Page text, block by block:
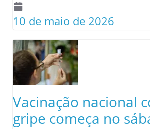
10 de maio de 2026
Vacinação nacional
gripe começa no